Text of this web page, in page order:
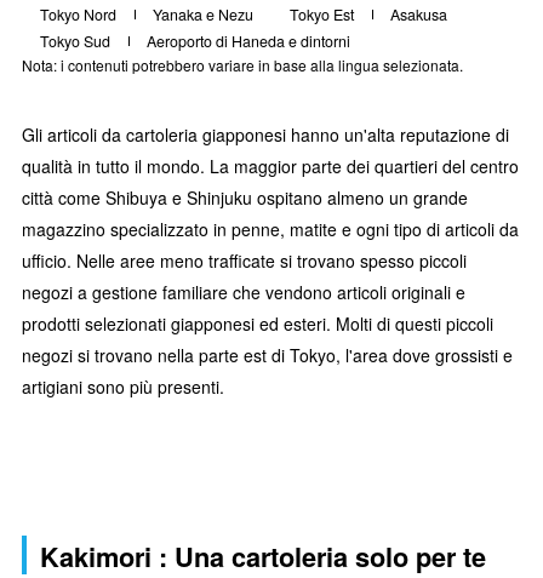
Tokyo Nord
Yanaka e Nezu Tokyo Est
Asakusa
Tokyo Sud
Aeroporto di Haneda e dintorni
Nota: i contenuti potrebbero variare in base alla lingua selezionata.
Gli articoli da cartoleria giapponesi hanno un'alta reputazione di
qualità in tutto il mondo. La maggior parte dei quartieri del centro
città come Shibuya e Shinjuku ospitano almeno un grande
magazzino specializzato in penne, matite e ogni tipo di articoli da
ufficio. Nelle aree meno trafficate si trovano spesso piccoli
negozi a gestione familiare che vendono articoli originali e
prodotti selezionati giapponesi ed esteri. Molti di questi piccoli
negozi si trovano nella parte est di Tokyo, l'area dove grossisti e
artigiani sono più presenti.
Kakimori : Una cartoleria solo per te